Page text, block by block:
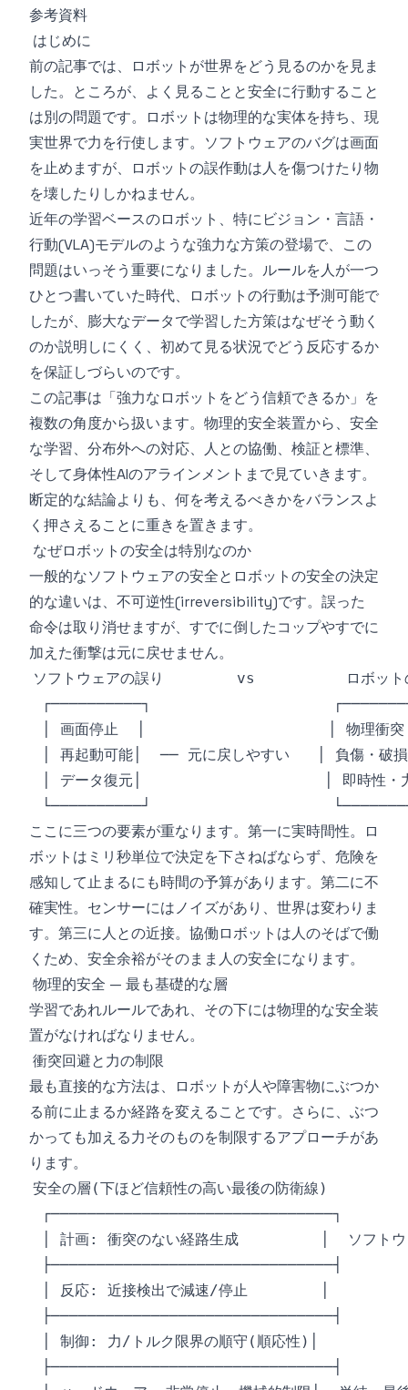
参考資料
はじめに
前の記事では、ロボットが世界をどう見るのかを見ま
した。ところが、よく見ることと安全に行動すること
は別の問題です。ロボットは物理的な実体を持ち、現
実世界で力を行使します。ソフトウェアのバグは画面
を止めますが、ロボットの誤作動は人を傷つけたり物
を壊したりしかねません。
近年の学習ベースのロボット、特にビジョン・言語・
行動(VLA)モデルのような強力な方策の登場で、この
問題はいっそう重要になりました。ルールを人が一つ
ひとつ書いていた時代、ロボットの行動は予測可能で
したが、膨大なデータで学習した方策はなぜそう動く
のか説明しにくく、初めて見る状況でどう反応するか
を保証しづらいのです。
この記事は「強力なロボットをどう信頼できるか」を
複数の角度から扱います。物理的安全装置から、安全
な学習、分布外への対応、人との協働、検証と標準、
そして身体性AIのアラインメントまで見ていきます。
断定的な結論よりも、何を考えるべきかをバランスよ
く押さえることに重きを置きます。
なぜロボットの安全は特別なのか
一般的なソフトウェアの安全とロボットの安全の決定
的な違いは、不可逆性(irreversibility)です。誤った
命令は取り消せますが、すでに倒したコップやすでに
加えた衝撃は元に戻せません。
ここに三つの要素が重なります。第一に実時間性。ロ
ボットはミリ秒単位で決定を下さねばならず、危険を
感知して止まるにも時間の予算があります。第二に不
確実性。センサーにはノイズがあり、世界は変わりま
す。第三に人との近接。協働ロボットは人のそばで働
くため、安全余裕がそのまま人の安全になります。
物理的安全 — 最も基礎的な層
学習であれルールであれ、その下には物理的な安全装
置がなければなりません。
衝突回避と力の制限
最も直接的な方法は、ロボットが人や障害物にぶつか
る前に止まるか経路を変えることです。さらに、ぶつ
かっても加える力そのものを制限するアプローチがあ
ります。